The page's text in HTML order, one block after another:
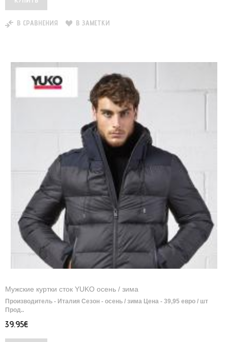
В СРАВНЕНИЯ В ЗАМЕТКИ
Мужские куртки сток YUKO осень / зима
Производитель - Италия Сезон - осень / зима Цена - 39,95 евро / шт
Прод..
39.95€